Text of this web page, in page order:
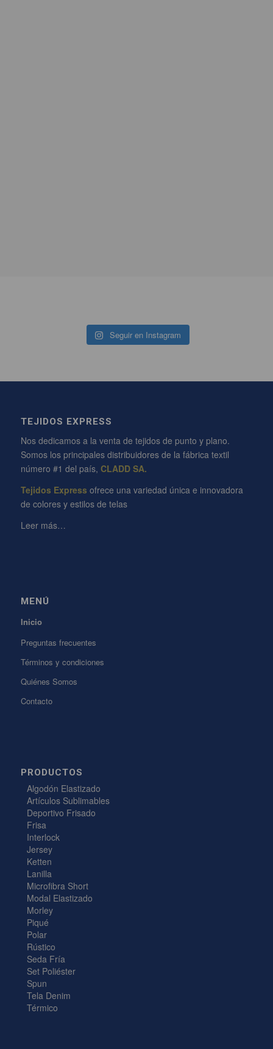
Seguir en Instagram
TEJIDOS EXPRESS
Nos dedicamos a la venta de tejidos de punto y plano.
Somos los principales distribuidores de la fábrica textil
número #1 del país, CLADD SA.
Tejidos Express ofrece una variedad única e innovadora
de colores y estilos de telas
Leer más…
MENÚ
Inicio
Preguntas frecuentes
Términos y condiciones
Quiénes Somos
Contacto
PRODUCTOS
Algodón Elastizado
Artículos Sublimables
Deportivo Frisado
Frisa
Interlock
Jersey
Ketten
Lanilla
Microfibra Short
Modal Elastizado
Morley
Piqué
Polar
Rústico
Seda Fría
Set Poliéster
Spun
Tela Denim
Térmico